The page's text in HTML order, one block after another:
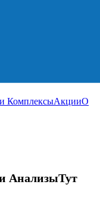
КомплексыАкцииО
АнализыТут